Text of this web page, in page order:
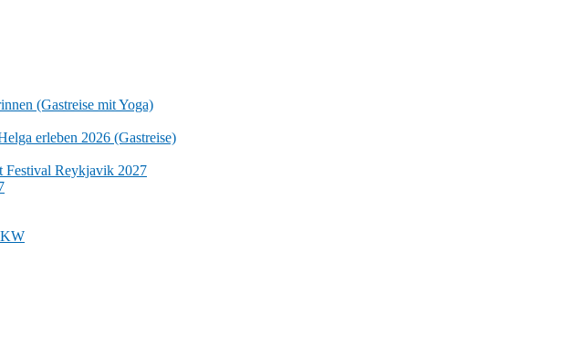
(Gastreise mit Yoga)
erleben 2026 (Gastreise)
Festival Reykjavik 2027